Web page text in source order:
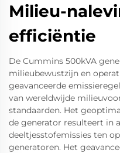
Milieu-
efficiëntie
De Cummins 500kVA
milieubewustzijn en
geavanceerde
van wereldwijde
standaarden. Het
de generator resulteert in
deeltjesstofemissies ten
generatoren. Het